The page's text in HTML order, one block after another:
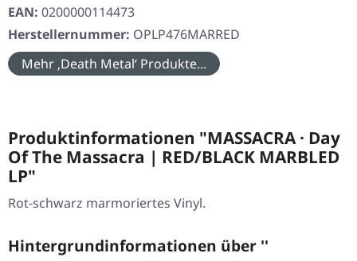
EAN: 0200000114473
Herstellernummer: OPLP476MARRED
Mehr ‚Death Metal‘ Produkte...
Produktinformationen "MASSACRA · Day
Of The Massacra | RED/BLACK MARBLED
LP"
Rot-schwarz marmoriertes Vinyl.
Hintergrundinformationen über ''